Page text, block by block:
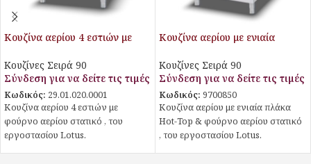
Κουζίνα αερίου 4 εστιών με
Κουζίνες Σειρά 90
Σύνδεση για να δείτε τις τιμές
Κωδικός: 29.01.020.0001
Κουζίνα αερίου 4 εστιών με
φούρνο αερίου στατικό , του
εργοστασίου Lotus.
Κουζίνα αερίου με ενιαία
αερίου στατικό
Κουζίνες Σειρά 90
Σύνδεση για να δείτε τις τιμές
Κωδικός: 9700850
Κουζίνα αερίου με ενιαία πλάκα
Hot-Top & φούρνο αερίου στατικό
, του εργοστασίου Lotus.